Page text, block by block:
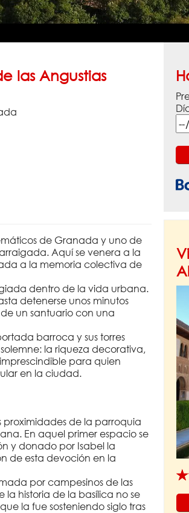
las Angustias
de Granada y uno de
Aquí se venera a la
a la memoria colectiva de
dentro de la vida urbana.
detenerse unos minutos
un santuario con una
barroca y sus torres
la riqueza decorativa,
para quien
en la ciudad.
proximidades de la parroquia
En aquel primer espacio se
y donado por Isabel la
de esta devoción en la
por campesinos de las
historia de la basílica no se
la fue sosteniendo siglo tras